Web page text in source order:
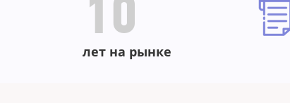
10
лет на рынке